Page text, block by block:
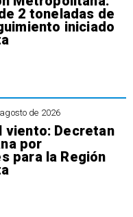
2 toneladas de
iniciado
de 2026
viento: Decretan
por
para la Región